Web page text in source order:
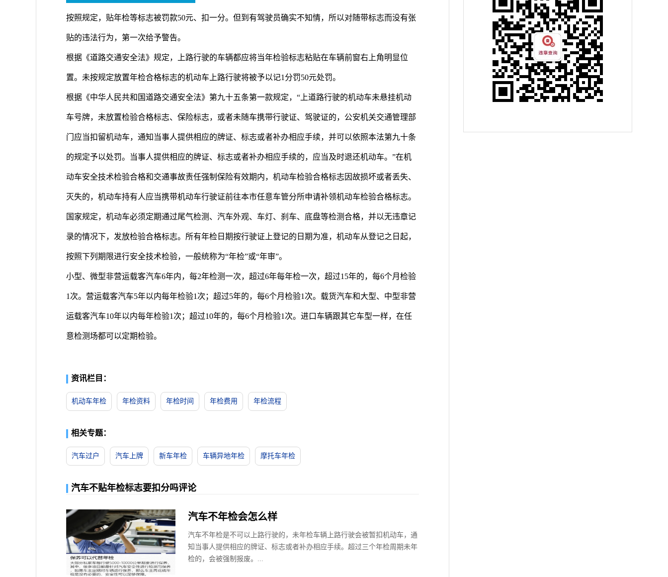
按照规定，贴年检等标志被罚款50元、扣一分。但到有驾驶员确实不知情，所以对随带标志而没有张
贴的违法行为，第一次给予警告。
根据《道路交通安全法》规定，上路行驶的车辆都应将当年检验标志粘贴在车辆前窗右上角明显位
置。未按规定放置年检合格标志的机动车上路行驶将被予以记1分罚50元处罚。
根据《中华人民共和国道路交通安全法》第九十五条第一款规定，“上道路行驶的机动车未悬挂机动
车号牌，未放置检验合格标志、保险标志，或者未随车携带行驶证、驾驶证的，公安机关交通管理部
门应当扣留机动车，通知当事人提供相应的牌证、标志或者补办相应手续，并可以依照本法第九十条
的规定予以处罚。当事人提供相应的牌证、标志或者补办相应手续的，应当及时退还机动车。”在机
动车安全技术检验合格和交通事故责任强制保险有效期内，机动车检验合格标志因故损坏或者丢失、
灭失的，机动车持有人应当携带机动车行驶证前往本市任意车管分所申请补领机动车检验合格标志。
国家规定，机动车必须定期通过尾气检测、汽车外观、车灯、刹车、底盘等检测合格，并以无违章记
录的情况下，发放检验合格标志。所有年检日期按行驶证上登记的日期为准，机动车从登记之日起，
按照下列期限进行安全技术检验，一般统称为“年检”或“年审”。
小型、微型非营运载客汽车6年内，每2年检测一次，超过6年每年检一次，超过15年的，每6个月检验
1次。营运载客汽车5年以内每年检验1次；超过5年的，每6个月检验1次。载货汽车和大型、中型非营
运载客汽车10年以内每年检验1次；超过10年的，每6个月检验1次。进口车辆跟其它车型一样，在任
意检测场都可以定期检验。
资讯栏目：
机动车年检 年检资料 年检时间 年检费用 年检流程
相关专题：
汽车过户 汽车上牌 新车年检 车辆异地年检 摩托车年检
汽车不贴年检标志要扣分吗评论
汽车不年检会怎么样
汽车不年检是不可以上路行驶的，未年检车辆上路行驶会被暂扣机动车，通
知当事人提供相应的牌证、标志或者补办相应手续。超过三个年检周期未年
检的，会被强制报废。...